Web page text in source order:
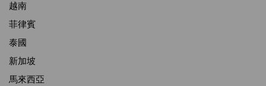
越南
菲律賓
泰國
新加坡
馬來西亞